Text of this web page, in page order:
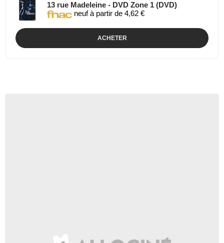
13 rue Madeleine - DVD Zone 1 (DVD)
neuf à partir de 4,62 €
ACHETER